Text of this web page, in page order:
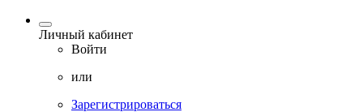
Личный кабинет
Войти
или
Зарегистрироваться